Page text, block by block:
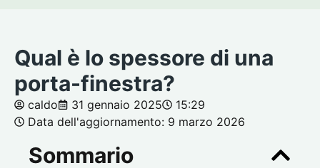
Qual è lo spessore di una
porta-finestra?
caldo 31 gennaio 2025
15:29
Data dell'aggiornamento: 9 marzo 2026
Sommario